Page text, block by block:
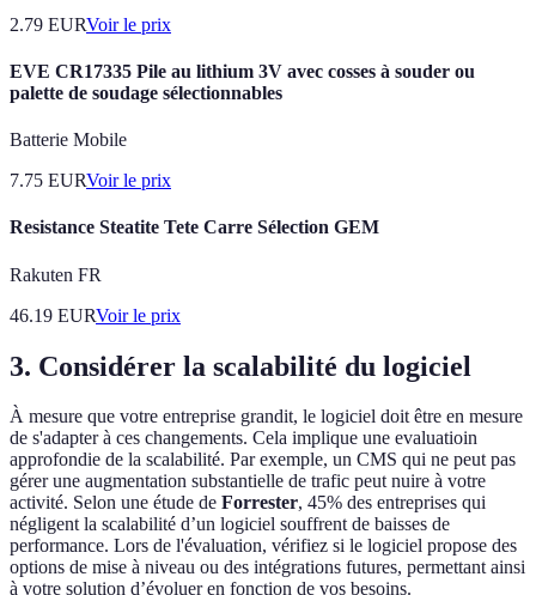
2.79 EURVoir le prix
EVE CR17335 Pile au lithium 3V avec cosses à souder ou
palette de soudage sélectionnables
Batterie Mobile
7.75 EURVoir le prix
Resistance Steatite Tete Carre Sélection GEM
Rakuten FR
46.19 EURVoir le prix
3. Considérer la scalabilité du logiciel
À mesure que votre entreprise grandit, le logiciel doit être en mesure
de s'adapter à ces changements. Cela implique une evaluatioin
approfondie de la scalabilité. Par exemple, un CMS qui ne peut pas
gérer une augmentation substantielle de trafic peut nuire à votre
activité. Selon une étude de Forrester, 45% des entreprises qui
négligent la scalabilité d’un logiciel souffrent de baisses de
performance. Lors de l'évaluation, vérifiez si le logiciel propose des
options de mise à niveau ou des intégrations futures, permettant ainsi
à votre solution d’évoluer en fonction de vos besoins.